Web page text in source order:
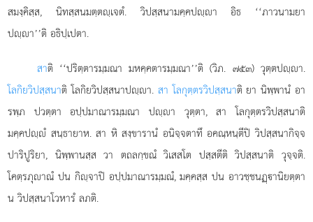
สมงฺคิสฺส, นิทสฺสนมตฺตฺเจตํ. วิปสฺสนามคฺคปฺา อิธ ‘‘ภาวนามยา
ปฺา’’ติ อธิปฺเปตา.
สาติ ‘‘ปริตฺตารมฺมณา มหคฺคตารมฺมณา’’ติ (วิภ. ๗๕๓) วุตฺตปฺา.
โลกิยวิปสฺสนาติ โลกิยวิปสฺสนาปฺา. สา โลกุตฺตรวิปสฺสนาติ ยา นิพฺพานํ อา
รพฺภ ปวตฺตา อปฺปมาณารมฺมณา ปฺา วุตฺตา, สา โลกุตฺตรวิปสฺสนาติ
มคฺคปฺํ สนฺธายาห. สา หิ สงฺขารานํ อนิจฺจตาทึ อคณฺหนฺตีปิ วิปสฺสนากิจฺจ
ปาริปูริยา, นิพฺพานสฺส วา ตถลกฺขณํ วิเสสโต ปสฺสตีติ วิปสฺสนาติ วุจฺจติ.
โคตฺรภุาณํ ปน กิฺจาปิ อปฺปมาณารมฺมณํ, มคฺคสฺส ปน อาวชฺชนฏฺานิยตฺตา
น วิปสฺสนาโวหารํ ลภติ.